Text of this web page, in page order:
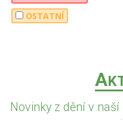
OSTATNÍ
A
Novinky z dění v